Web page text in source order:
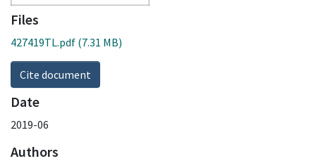
Files
427419TL.pdf (7.31 MB)
Cite document
Date
2019-06
Authors